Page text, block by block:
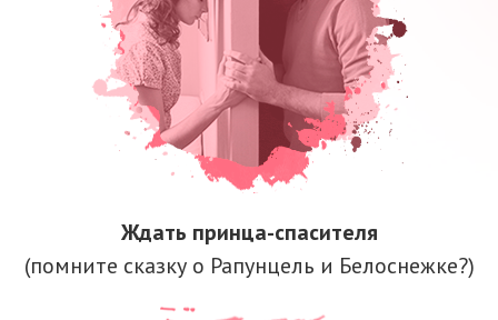
Ждать принца-спасителя
(помните сказку о Рапунцель и Белоснежке?)